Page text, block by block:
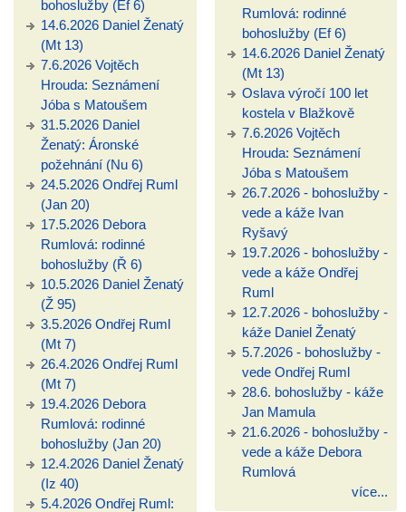
bohoslužby (Ef 6)
14.6.2026 Daniel Ženatý
(Mt 13)
7.6.2026 Vojtěch
Hrouda: Seznámení
Jóba s Matoušem
31.5.2026 Daniel
Ženatý: Áronské
požehnání (Nu 6)
24.5.2026 Ondřej Ruml
(Jan 20)
17.5.2026 Debora
Rumlová: rodinné
bohoslužby (Ř 6)
10.5.2026 Daniel Ženatý
(Ž 95)
3.5.2026 Ondřej Ruml
(Mt 7)
26.4.2026 Ondřej Ruml
(Mt 7)
19.4.2026 Debora
Rumlová: rodinné
bohoslužby (Jan 20)
12.4.2026 Daniel Ženatý
(Iz 40)
5.4.2026 Ondřej Ruml:
Rumlová: rodinné
bohoslužby (Ef 6)
14.6.2026 Daniel Ženatý
(Mt 13)
Oslava výročí 100 let
kostela v Blažkově
7.6.2026 Vojtěch
Hrouda: Seznámení
Jóba s Matoušem
26.7.2026 - bohoslužby -
vede a káže Ivan
Ryšavý
19.7.2026 - bohoslužby -
vede a káže Ondřej
Ruml
12.7.2026 - bohoslužby -
káže Daniel Ženatý
5.7.2026 - bohoslužby -
vede Ondřej Ruml
28.6. bohoslužby - káže
Jan Mamula
21.6.2026 - bohoslužby -
vede a káže Debora
Rumlová
více...